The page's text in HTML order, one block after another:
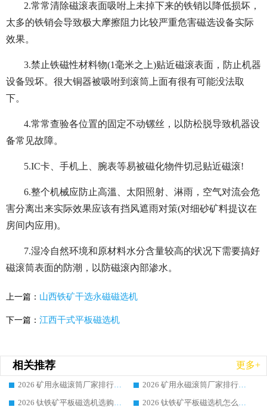
2.常常清除磁滚表面吸咐上未掉下来的铁销以降低损坏，
太多的铁销会导致极大摩擦阻力比较严重危害磁选设备实际
效果。
3.禁止铁磁性材料物(1毫米之上)贴近磁滚表面，防止机器
设备毁坏。很大铜器被吸咐到滚筒上面有很有可能没法取
下。
4.常常查验各位置的固定不动镙丝，以防松脱导致机器设
备常见故障。
5.IC卡、手机上、腕表等易被磁化物件切忌贴近磁滚!
6.整个机械应防止高溫、太阳照射、淋雨，空气对流会危
害分离出来实际效果应该有挡风遮雨对策(对细砂矿料提议在
房间内应用)。
7.湿冷自然环境和原材料水分含量较高的状况下需要搞好
磁滚筒表面的防潮，以防磁滚內部渗水。
上一篇： 山西铁矿干选永磁磁选机
下一篇： 江西干式平板磁选机
相关推荐 更多+
2026 矿用永磁滚筒厂家排行榜选购干货指南 行业口碑标杆华体会手机网页版-华体会(中国) 实力出众
2026 矿用永磁滚筒厂家排行榜选购指南，行业口碑领域强者华体会手机网页版-华体会(中国)
2026 钛铁矿平板磁选机选购全攻略 市场公认优质品牌厂家实力排行榜
2026 钛铁矿平板磁选机怎么选 靠谱生产企业实力排行榜选购参考攻略